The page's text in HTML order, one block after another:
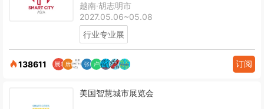
越南·胡志明市
2027.05.06~05.08
行业专业展
138611 订阅
美国智慧城市展览会